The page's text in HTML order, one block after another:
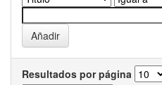
Resultados por página